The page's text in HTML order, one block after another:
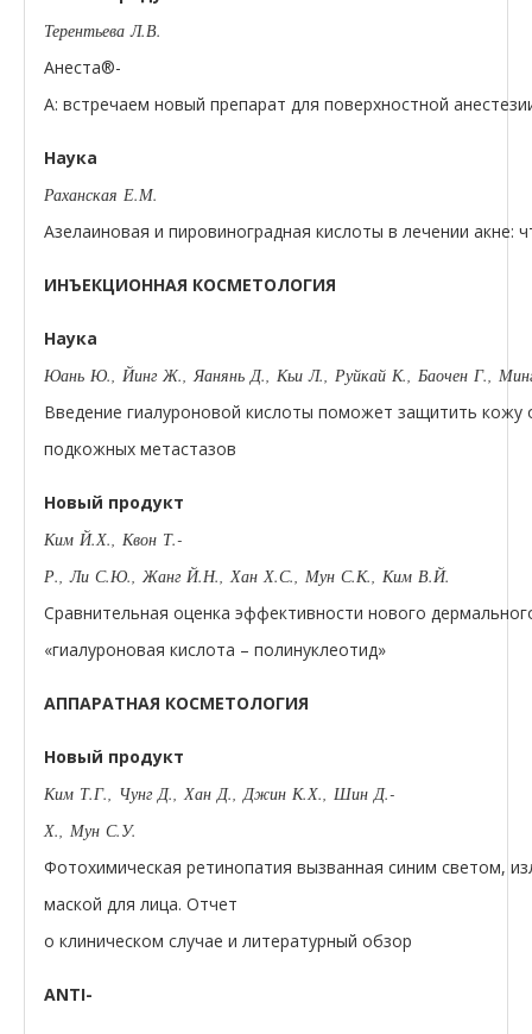
Терентьева Л.В.
Анеста®-
А: встречаем новый препарат для поверхностной
Наука
Раханская Е.М.
Азелаиновая и пировиноградная кислоты в лечении акне:
ИНЪЕКЦИОННАЯ КОСМЕТОЛОГИЯ
Наука
Юань Ю., Йинг Ж., Яанянь Д., Кьи Л., Руйкай К., Баочен Г.,
Введение гиалуроновой кислоты поможет защитить
подкожных метастазов
Новый продукт
Ким Й.Х., Квон Т.-
Р., Ли С.Ю., Жанг Й.Н., Хан Х.С., Мун С.К., Ким В.Й.
Сравнительная оценка эффективности нового
«гиалуроновая кислота – полинуклеотид»
АППАРАТНАЯ КОСМЕТОЛОГИЯ
Новый продукт
Ким Т.Г., Чунг Д., Хан Д., Джин К.Х., Шин Д.-
Х., Мун С.У.
Фотохимическая ретинопатия вызванная синим светом,
маской для лица. Отчет
о клиническом случае и литературный обзор
ANTI-